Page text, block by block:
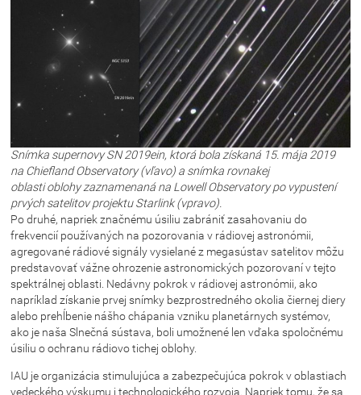
Snímka supernovy SN 2019ein, ktorá bola získaná 15. mája 2019
na Chiefland Observatory(vľavo) a snímka rovnakej
oblasti oblohy zaznamenaná na Lowell Observatorypo vypustení
prvých satelitov projektuStarlink(vpravo).
Po druhé, napriek značnému úsiliu zabrániť zasahovaniu do
frekvencií používaných na pozorovania v rádiovej astronómii,
agregované rádiové signály vysielané z megasústav satelitov môžu
predstavovať vážne ohrozenie astronomických pozorovaní v tejto
spektrálnej oblasti. Nedávny pokrok v rádiovej astronómii, ako
napríklad získanie prvej snímky bezprostredného okolia čiernej diery
alebo prehĺbenie nášho chápania vzniku planetárnych systémov,
ako je naša Slnečná sústava, boli umožnené len vďaka spoločnému
úsiliu o ochranu rádiovo tichej oblohy.
IAU je organizácia stimulujúca a zabezpečujúca pokrok v oblastiach